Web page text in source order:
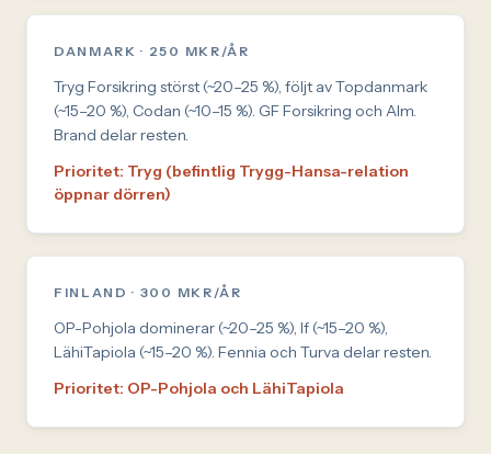
DANMARK · 250 MKR/ÅR
Tryg Forsikring störst (~20–25 %), följt av Topdanmark
(~15–20 %), Codan (~10–15 %). GF Forsikring och Alm.
Brand delar resten.
Prioritet: Tryg (befintlig Trygg-Hansa-relation
öppnar dörren)
FINLAND · 300 MKR/ÅR
OP-Pohjola dominerar (~20–25 %), If (~15–20 %),
LähiTapiola (~15–20 %). Fennia och Turva delar resten.
Prioritet: OP-Pohjola och LähiTapiola